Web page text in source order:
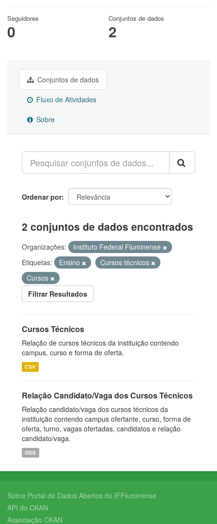
Seguidores
0
Conjuntos de dados
2
Conjuntos de dados
Fluxo de Atividades
Sobre
Ordenar por
2 conjuntos de dados encontrados
Organizações:
Instituto Federal Fluminense
Etiquetas:
Ensino
Cursos técnicos
Cursos
Filtrar Resultados
Cursos Técnicos
Relação de cursos técnicos da instituição contendo
campus, curso e forma de oferta.
CSV
Relação Candidato/Vaga dos Cursos Técnicos
Relação candidato/vaga dos cursos técnicos da
instituição contendo campus ofertante, curso, forma de
oferta, turno, vagas ofertadas, candidatos e relação
candidato/vaga.
ODS
Sobre Portal de Dados Abertos do IFFluminense
API do CKAN
Associação CKAN